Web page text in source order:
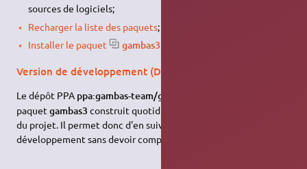
sources de logiciels;
Recharger la liste des paquets;
Installer le paquet
gambas3
Version de développement (Daily Build)
Le dépôt PPA ppa:gambas-team/gambas-daily
paquetgambas3 construit quotidiennement depuis les sources
du projet. Il permet donc d'en suivre à la trace le
développement sans devoir compiler.